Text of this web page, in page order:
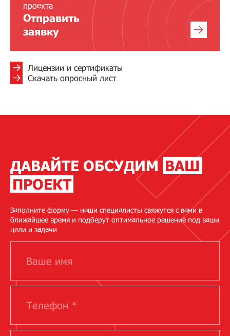
проекта
Отправить
заявку
Лицензии и сертификаты
Скачать опросный лист
ДАВАЙТЕ ОБСУДИМ ВАШ
ПРОЕКТ
Заполните форму — наши специалисты свяжутся с вами в
ближайшее время и подберут оптимальное решение под ваши
цели и задачи